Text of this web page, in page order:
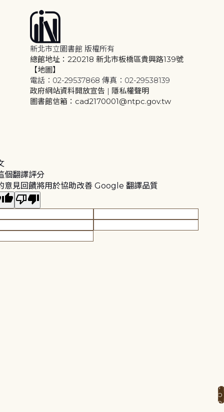
新北市立圖書館 版權所有
總館地址：220218 新北市板橋區貴興路139號
【地圖】
電話：02-29537868 傳真：02-29538139
政府網站資料開放宣告 | 隱私權聲明
圖書館信箱：cad2170001@ntpc.gov.tw
個翻譯評分
意見回饋將用於協助改善 Google 翻譯品質